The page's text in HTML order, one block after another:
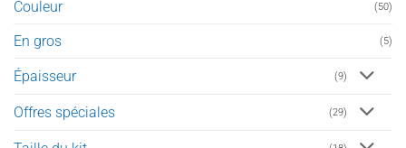
Couleur (50)
En gros (5)
Épaisseur (9)
Offres spéciales (29)